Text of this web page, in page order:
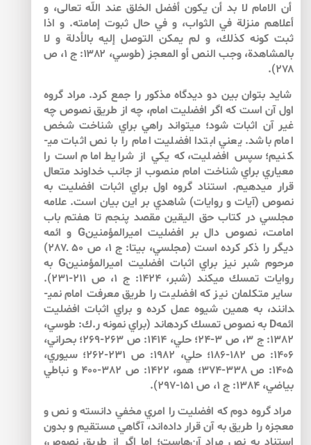
أن الامام لا بد أن يكون أفضل الخلق عند اللّه تعالى، و
أعلاهم منزلة في الثواب، و في حال ثبوت إمامته‏. و اذا
ثبت كونه كذلك، و لم يمكن التوصل إليه بالأدلة و لا
بالمشاهدة، وجب النص أو المعجز‏ (طوسي، ۱۳۸۲: ج ۱، ص
۲۷۸).
شايد بتوان بين دو ديدگاه مذكور را جمع كرد. مراد گروه
اول آن است كه اگر افضليت امام، چه از طريق نصوص چه
غير آن اثبات شود؛ مي­تواند راهي براي شناخت شخص
امام باشد. يعني ابتدا افضليت امام را با نص اثبات مي­
كنيم؛ سپس افضليت، ­كه يكي از شرايط امام است­ را
معياري براي شناخت امام منصوب از جانب خداوند متعال
قرار مي­دهيم. استناد گروه اول براي اثبات افضليت به
نصوص (آيات و روايات) شاهدي بر اين بيان است. علامه
مجلسي در كتاب حق اليقين مقصد پنجم تا هفتم باب
امامت، نصوص دال بر افضليت اميرالمؤمنينG و ائمه
ديگر را ذكر كرده است (مجلسي، بي­تا: ج 1، ص 50 ـ287)
مرحوم شبر نيز براي اثبات افضليت اميرالمؤمنينG به
روايات تمسك مي­كند (شبر، 1424: ج 1، ص 211-231).
ساير متكلمان نيز كه افضليت را طريق معرفت امام نمي­
دانند، به همين شيوه عمل كرده و براي اثبات افضليت
ائمهD به نصوص تمسك كرده­اند (براي نمونه ر.ك: طوسي،
1382: ج 3، ص 3-24؛ حلي، 1414: ص 263-269؛ بحراني،
1406: ص 182-186؛ حلي، 1982: ص 231-262؛ سيوري،
1405: ص 338-374؛ همو، 1422: ص 382-400 و نباطي
بياضي، 1384: ج 1، ص 151-297).
مراد گروه دوم كه افضليت را امري مخفي دانسته و نص و
معجزه را طريق به آن قرار داده‌اند، آگاهي مستقيم و بدون